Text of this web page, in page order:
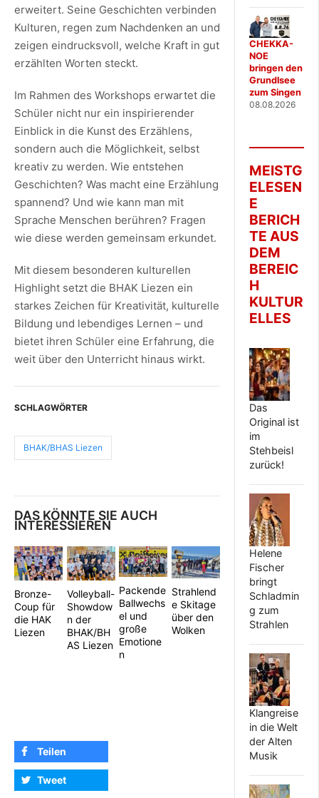
erweitert. Seine Geschichten verbinden
Kulturen, regen zum Nachdenken an und
zeigen eindrucksvoll, welche Kraft in gut
erzählten Worten steckt.
Im Rahmen des Workshops erwartet die
Schüler nicht nur ein inspirierender
Einblick in die Kunst des Erzählens,
sondern auch die Möglichkeit, selbst
kreativ zu werden. Wie entstehen
Geschichten? Was macht eine Erzählung
spannend? Und wie kann man mit
Sprache Menschen berühren? Fragen
wie diese werden gemeinsam erkundet.
Mit diesem besonderen kulturellen
Highlight setzt die BHAK Liezen ein
starkes Zeichen für Kreativität, kulturelle
Bildung und lebendiges Lernen – und
bietet ihren Schüler eine Erfahrung, die
weit über den Unterricht hinaus wirkt.
SCHLAGWÖRTER
BHAK/BHAS Liezen
DAS KÖNNTE SIE AUCH
INTERESSIEREN
Bronze-
Coup für
die HAK
Liezen
Volleyball-
Showdow
n der
BHAK/BH
AS Liezen
Packende
Ballwechs
el und
große
Emotione
n
Strahlend
e Skitage
über den
Wolken
Teilen
Tweet
CHEKKA-
NOE
bringen den
Grundlsee
zum Singen
08.08.2026
MEISTG
ELESEN
E
BERICH
TE AUS
DEM
BEREIC
H
KULTUR
ELLES
Das
Original ist
im
Stehbeisl
zurück!
Helene
Fischer
bringt
Schladmin
g zum
Strahlen
Klangreise
in die Welt
der Alten
Musik